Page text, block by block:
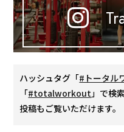
ハッシュタグ「#トータル
「#totalworkout」で検
投稿もご覧いただけます。